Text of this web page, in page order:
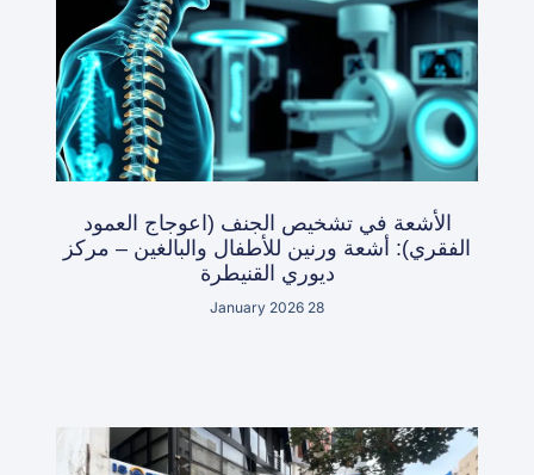
الأشعة في تشخيص الجنف (اعوجاج العمود
الفقري): أشعة ورنين للأطفال والبالغين – مركز
ديوري القنيطرة
28 January 2026